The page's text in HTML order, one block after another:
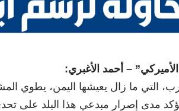
– أحمد الأغبري:
تؤكد مدى إصرار مبدعي هذا البلد